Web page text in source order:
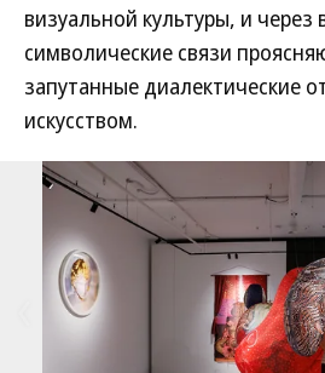
визуальной культуры, и
символические связи
запутанные диалектические
искусством.